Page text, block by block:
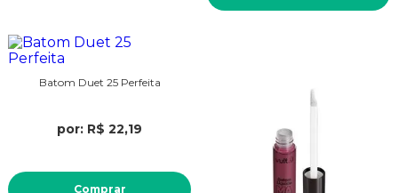
Batom Duet 25 Perfeita
por: R$ 22,19
Comprar